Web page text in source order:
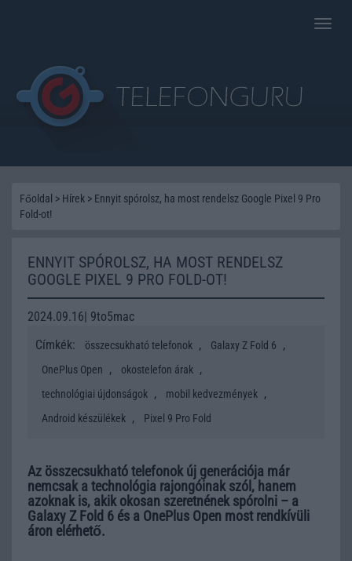
Toggle
Főoldal > Hírek > Ennyit spórolsz, ha most rendelsz Google Pixel 9 Pro
Fold-ot!
ENNYIT SPÓROLSZ, HA MOST RENDELSZ
GOOGLE PIXEL 9 PRO FOLD-OT!
2024.09.16| 9to5mac
Címkék:
összecsukható telefonok , Galaxy Z Fold 6 ,
OnePlus Open , okostelefon árak ,
technológiai újdonságok , mobil kedvezmények ,
Android készülékek , Pixel 9 Pro Fold
Az összecsukható telefonok új generációja már
nemcsak a technológia rajongóinak szól, hanem
azoknak is, akik okosan szeretnének spórolni – a
Galaxy Z Fold 6 és a OnePlus Open most rendkívüli
áron elérhető.